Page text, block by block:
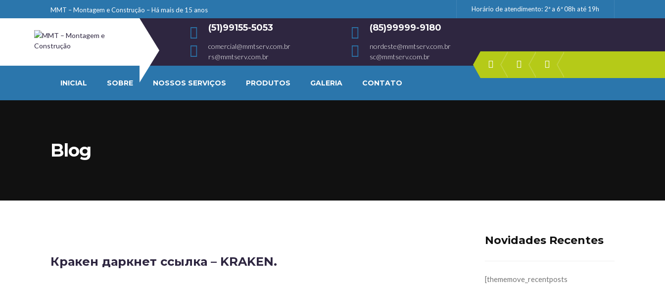
MMT – Montagem e Construção – Há mais de 15 anos Horário de atendimento: 2ª a 6ª 08h até 19h
(51)99155-5053 (85)99999-9180
comercial@mmtserv.com.br
rs@mmtserv.com.br
nordeste@mmtserv.com.br
sc@mmtserv.com.br
INICIAL SOBRE NOSSOS SERVIÇOS PRODUTOS GALERIA CONTATO
Blog
Кракен даркнет ссылка – KRAKEN.
Novidades Recentes
[thememove_recentposts